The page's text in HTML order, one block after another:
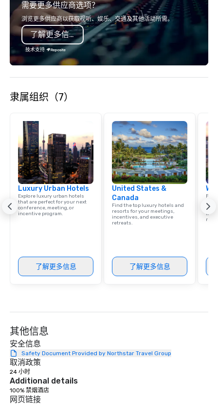
Francisco to the California wine
country with a focus on superb hiking,
lodging, food and wine. We also have
a Monterey Bay Trek.
challenges presented
mobile device. We can also
incorporate our
more information on
event to the water
需要更多供应商选项？
浏览更多供应商以获取视听、娱乐、交通及其他活动所需。
了解更多信息
技术支持
隶属组织（7）
Luxury Urban Hotels
Explore luxury urban hotels
that are perfect for your next
conference, meeting, or
incentive program.
了解更多信息
United States &
Canada
Find the top luxury hotels and
resorts for your meetings,
incentives, and executive
retreats.
了解更多信息
其他信息
安全信息
Safety Document Provided by Northstar Travel Group
取消政策
24 小时
Additional details
100% 禁烟酒店
网页链接